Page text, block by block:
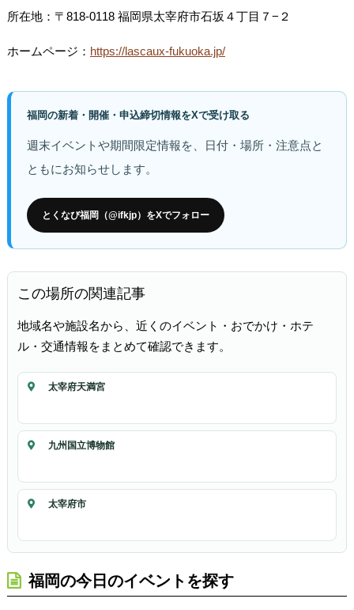
所在地：〒818-0118 福岡県太宰府市石坂４丁目７−２
ホームページ： https://lascaux-fukuoka.jp/
福岡の新着・開催・申込締切情報をXで受け取る
週末イベントや期間限定情報を、日付・場所・注意点と
ともにお知らせします。
とくなび福岡（@ifkjp）をXでフォロー
この場所の関連記事
地域名や施設名から、近くのイベント・おでかけ・ホテ
ル・交通情報をまとめて確認できます。
太宰府天満宮
九州国立博物館
太宰府市
福岡の今日のイベントを探す